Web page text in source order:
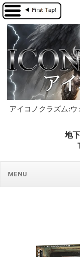
アイコノクラズム:
地
MENU